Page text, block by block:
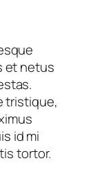
et netus
tristique,
id mi
tortor.